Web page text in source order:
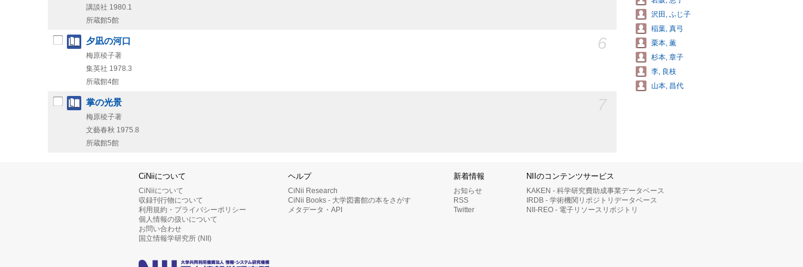
講談社 1980.1
所蔵館5館
6
夕凪の河口
梅原稜子著
集英社 1978.3
所蔵館4館
掌の光景
梅原稜子著
文藝春秋 1975.8
所蔵館5館
沢田, ふじ子
稲葉, 真弓
栗本, 薫
杉本, 章子
李, 良枝
山本, 昌代
CiNiiについて
CiNiiについて
収録刊行物について
利用規約・プライバシーポリシー
個人情報の扱いについて
お問い合わせ
国立情報学研究所 (NII)
ヘルプ
CiNii Research
CiNii Books - 大学図書館の本をさがす
メタデータ・API
新着情報
お知らせ
RSS
Twitter
NIIのコンテンツサービス
KAKEN - 科学研究費助成事業データベース
IRDB - 学術機関リポジトリデータベース
NII-REO - 電子リソースリポジトリ